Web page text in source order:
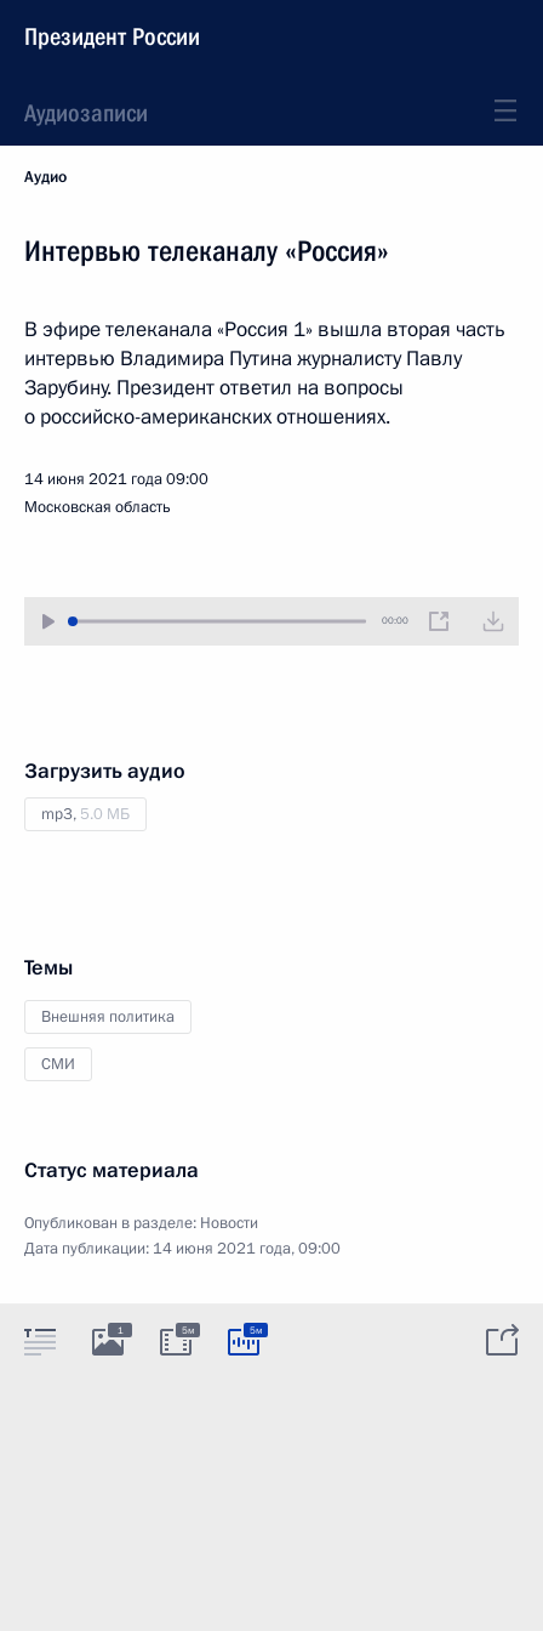
Президент России
Аудиозаписи
Аудио
Интервью телеканалу «Россия»
В эфире телеканала «Россия 1» вышла вторая часть
интервью Владимира Путина журналисту Павлу
Зарубину. Президент ответил на вопросы
о российско-американских отношениях.
14 июня 2021 года09:00
Московская область
00:00
Загрузить аудио
mp3, 5.0 МБ
Темы
Внешняя политика
СМИ
Статус материала
Опубликован в разделе: Новости
Дата публикации: 14 июня 2021 года, 09:00
1 5м 5м